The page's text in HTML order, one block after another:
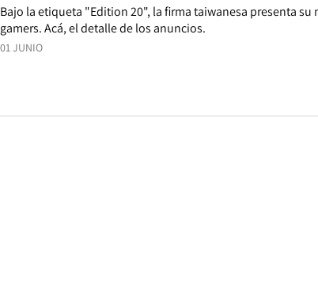
01 JUNIO
Bajo la etiqueta "Edition 20", la firma taiwanesa presenta su
gamers. Acá, el detalle de los anuncios.